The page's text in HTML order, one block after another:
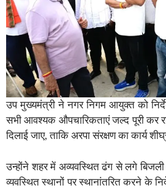
उप मुख्यमंत्री ने नगर निगम आयुक्त को
सभी आवश्यक औपचारिकताएं जल्द पूरी कर
दिलाई जाए, ताकि अरपा संरक्षण का कार्य
उन्होंने शहर में अव्यवस्थित ढंग से लगे
व्यवस्थित स्थानों पर स्थानांतरित करने के